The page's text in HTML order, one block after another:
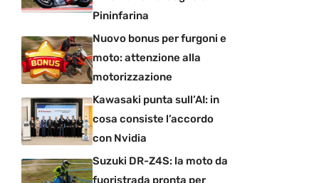
Pininfarina
Nuovo bonus per furgoni e
moto: attenzione alla
motorizzazione
Kawasaki punta sull’AI: in
cosa consiste l’accordo
con Nvidia
Suzuki DR-Z4S: la moto da
fuoristrada pronta per